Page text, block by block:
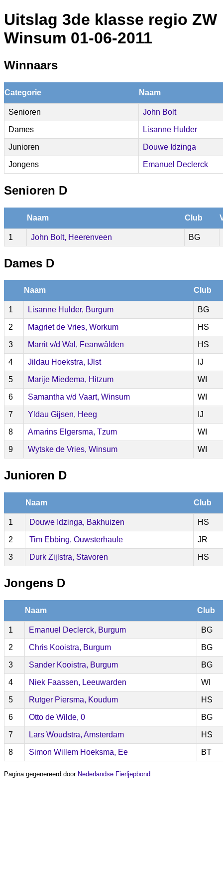
Uitslag 3de klasse regio ZW
Winsum 01-06-2011
Winnaars
Categorie Naam
Senioren John Bolt
Dames Lisanne Hulder
Junioren Douwe Idzinga
Jongens Emanuel Declerck
Senioren D
Naam Club
1 John Bolt, Heerenveen BG
Dames D
Naam Club
1 Lisanne Hulder, Burgum BG
2 Magriet de Vries, Workum HS
3 Marrit v/d Wal, Feanwâlden HS
4 Jildau Hoekstra, IJlst IJ
5 Marije Miedema, Hitzum WI
6 Samantha v/d Vaart, Winsum WI
7 Yldau Gijsen, Heeg IJ
8 Amarins Elgersma, Tzum WI
9 Wytske de Vries, Winsum WI
Junioren D
Naam Club
1 Douwe Idzinga, Bakhuizen HS
2 Tim Ebbing, Ouwsterhaule JR
3 Durk Zijlstra, Stavoren HS
Jongens D
Naam Club
1 Emanuel Declerck, Burgum BG
2 Chris Kooistra, Burgum BG
3 Sander Kooistra, Burgum BG
4 Niek Faassen, Leeuwarden WI
5 Rutger Piersma, Koudum HS
6 Otto de Wilde, 0 BG
7 Lars Woudstra, Amsterdam HS
8 Simon Willem Hoeksma, Ee BT
Pagina gegenereerd door Nederlandse Fierljepbond